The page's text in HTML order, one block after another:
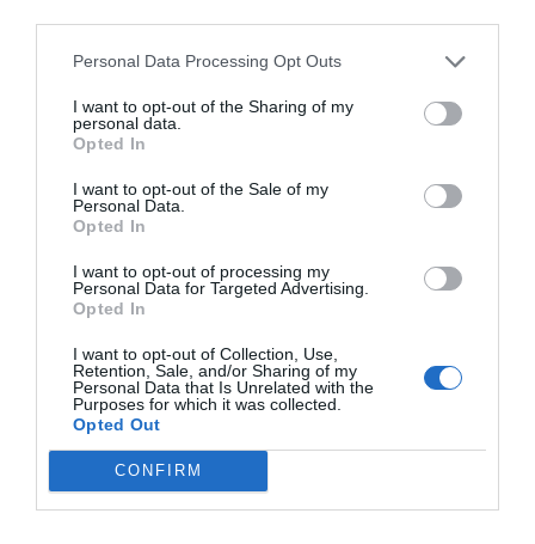
Personal Data Processing Opt Outs
I want to opt-out of the Sharing of my
personal data.
Opted In
I want to opt-out of the Sale of my
Personal Data.
Opted In
I want to opt-out of processing my
Personal Data for Targeted Advertising.
Opted In
I want to opt-out of Collection, Use,
Retention, Sale, and/or Sharing of my
Personal Data that Is Unrelated with the
Purposes for which it was collected.
Opted Out
CONFIRM
Ob poklonu vsem, ki so prispevali, da
pod svobodnim soncem«, je Židan
prisotne tudi opozoril, da »sodobne
dvigajo glave.«
»Seveda je pomemben podatek, da bi bil v tem
primeru požig hiše posledica tvojega izzivanja,
delaš. In si vseeno, pol pobegnil, njih pa
pustil,« je zapisal eden od uporabnikov
družbenih omrežij.
»Ja, ker požigalce si seveda ti povabil, da ti